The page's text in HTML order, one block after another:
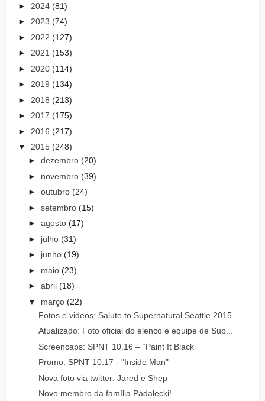
► 2024 (81)
► 2023 (74)
► 2022 (127)
► 2021 (153)
► 2020 (114)
► 2019 (134)
► 2018 (213)
► 2017 (175)
► 2016 (217)
▼ 2015 (248)
► dezembro (20)
► novembro (39)
► outubro (24)
► setembro (15)
► agosto (17)
► julho (31)
► junho (19)
► maio (23)
► abril (18)
▼ março (22)
Fotos e videos: Salute to Supernatural Seattle 2015
Atualizado: Foto oficial do elenco e equipe de Sup...
Screencaps: SPNT 10.16 – “Paint It Black”
Promo: SPNT 10.17 - "Inside Man"
Nova foto via twitter: Jared e Shep
Novo membro da família Padalecki!